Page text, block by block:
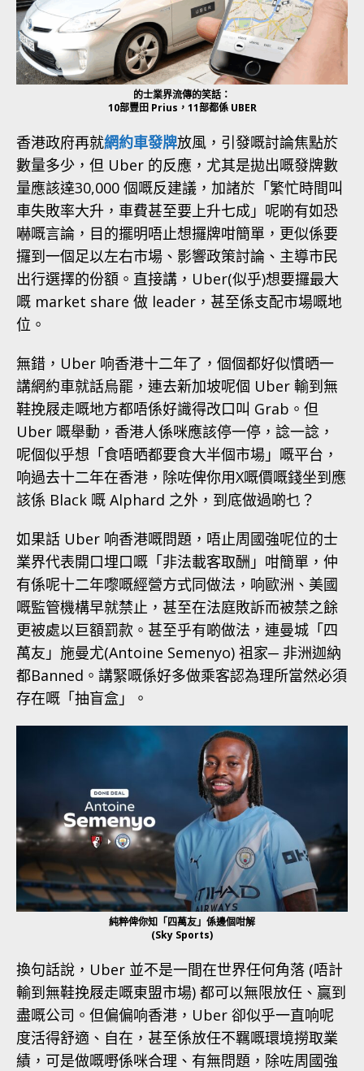
的士業界流傳的笑話：
10部豐田 Prius，11部都係 UBER
香港政府再就網約車發牌放風，引發嘅討論焦點於
數量多少，但 Uber 的反應，尤其是拋出嘅發牌數
量應該達30,000 個嘅反建議，加諸於「繁忙時間叫
車失敗率大升，車費甚至要上升七成」呢啲有如恐
嚇嘅言論，目的擺明唔止想攞牌咁簡單，更似係要
攞到一個足以左右市場、影響政策討論、主導市民
出行選擇的份額。直接講，Uber(似乎)想要攞最大
嘅 market share 做 leader，甚至係支配市場嘅地
位。
無錯，Uber 响香港十二年了，個個都好似慣晒一
講網約車就話烏罷，連去新加坡呢個 Uber 輸到無
鞋挽屐走嘅地方都唔係好識得改口叫 Grab。但
Uber 嘅舉動，香港人係咪應該停一停，諗一諗，
呢個似乎想「食唔晒都要食大半個市場」嘅平台，
响過去十二年在香港，除咗俾你用X嘅價嘅錢坐到應
該係 Black 嘅 Alphard 之外，到底做過啲乜？
如果話 Uber 响香港嘅問題，唔止周國強呢位的士
業界代表開口埋口嘅「非法載客取酬」咁簡單，仲
有係呢十二年嚟嘅經營方式同做法，响歐洲、美國
嘅監管機構早就禁止，甚至在法庭敗訴而被禁之餘
更被處以巨額罰款。甚至乎有啲做法，連曼城「四
萬友」施曼尤(Antoine Semenyo) 祖家─ 非洲迦納
都Banned。講緊嘅係好多做乘客認為理所當然必須
存在嘅「抽盲盒」。
純粹俾你知「四萬友」係邊個咁解
(Sky Sports)
換句話說，Uber 並不是一間在世界任何角落 (唔計
輸到無鞋挽屐走嘅東盟市場) 都可以無限放任、贏到
盡嘅公司。但偏偏响香港，Uber 卻似乎一直响呢
度活得舒適、自在，甚至係放任不羈嘅環境撈取業
績，可是做嘅嘢係咪合理、有無問題，除咗周國強